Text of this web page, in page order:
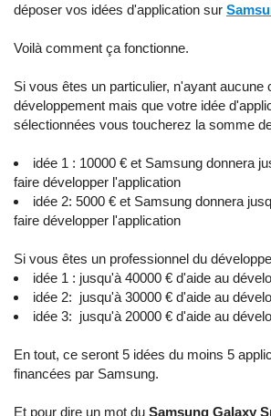
déposer vos idées d'application sur
Voilà comment ça fonctionne.
Si vous êtes un particulier, n'ayant aucune
développement mais que votre idée
sélectionnées vous toucherez la somme
idée 1 : 10000 € et Samsung donnera
faire développer l'application
idée 2: 5000 € et Samsung donnera
faire développer l'application
Si vous êtes un professionnel du
idée 1 : jusqu'à 40000 € d'aide au
idée 2: jusqu'à 30000 € d'aide au
idée 3: jusqu'à 20000 € d'aide au
En tout, ce seront 5 idées du moins 5
financées par Samsung.
Et pour dire un mot du Samsung Galaxy